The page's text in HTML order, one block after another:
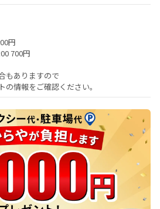
円
700円
もありますので
情報をご確認ください。